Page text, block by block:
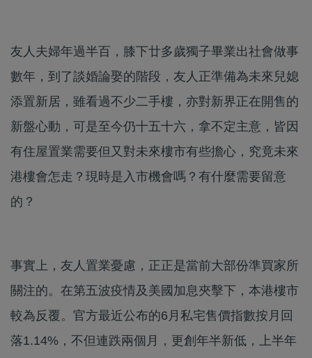
友人夫婦年過半百，膝下廿多歲獨子畢業出社會做事
數年，到了談婚論娶的階段，友人正準備為未來兒媳
添置新居，雖看過不少二手樓，亦對新界正在開售的
新盤心動，可是至今仍十五十六，拿不定主意，皆因
有住屋置業需要但又對未來樓市有些擔心，究竟未來
港樓會怎走？現時是入市機會嗎？有什麼需要留意
的？
事實上，友人置業憂慮，正正是當前大部份準買家所
關注的。在第五波疫情及美國加息夾擊下，本港樓市
較為反覆。官方最近公布的6月私宅售價指數按月回
落1.14%，不但連跌兩個月，更創年半新低，上半年